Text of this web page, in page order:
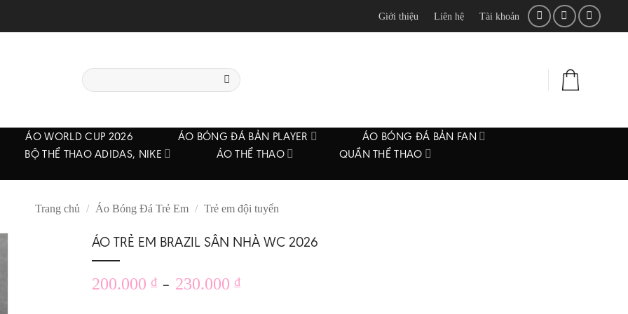
Giới thiệu Liên hệ Tài khoản
Tìm
kiếm:
ÁO WORLD CUP 2026 ÁO BÓNG ĐÁ BẢN PLAYER
ÁO BÓNG ĐÁ BẢN FAN
BỘ THỂ THAO ADIDAS, NIKE ÁO THỂ THAO
QUẦN THỂ THAO
Trang chủ / Áo Bóng Đá Trẻ Em / Trẻ em đội tuyển
ÁO TRẺ EM BRAZIL SÂN NHÀ WC 2026
200.000 ₫ – 230.000 ₫Khoảng